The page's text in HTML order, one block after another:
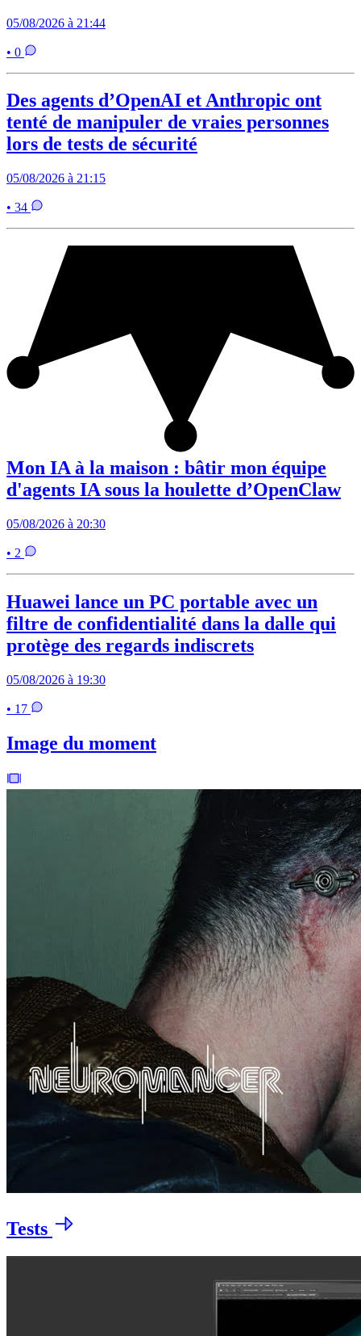
05/08/2026 à 21:44
• 0
Des agents d’OpenAI et Anthropic ont
tenté de manipuler de vraies personnes
lors de tests de sécurité
05/08/2026 à 21:15
• 34
Mon IA à la maison : bâtir mon équipe
d'agents IA sous la houlette d’OpenClaw
05/08/2026 à 20:30
• 2
Huawei lance un PC portable avec un
filtre de confidentialité dans la dalle qui
protège des regards indiscrets
05/08/2026 à 19:30
• 17
Image du moment
Tests